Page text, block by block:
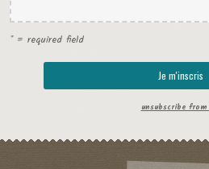
* = required field
unsubscribe